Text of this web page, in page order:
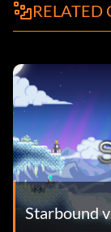
RELATED
Starbound